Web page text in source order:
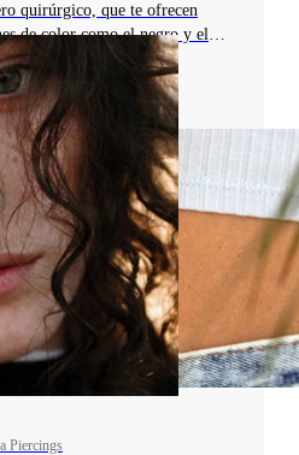
quirúrgico, que te ofrecen
de color como el negro y el
Piercings